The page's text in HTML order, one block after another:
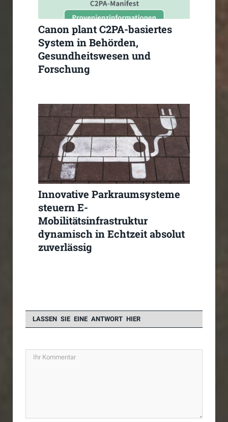
Canon plant C2PA-basiertes
System in Behörden,
Gesundheitswesen und
Forschung
Innovative Parkraumsysteme
steuern E-
Mobilitätsinfrastruktur
dynamisch in Echtzeit absolut
zuverlässig
LASSEN SIE EINE ANTWORT HIER